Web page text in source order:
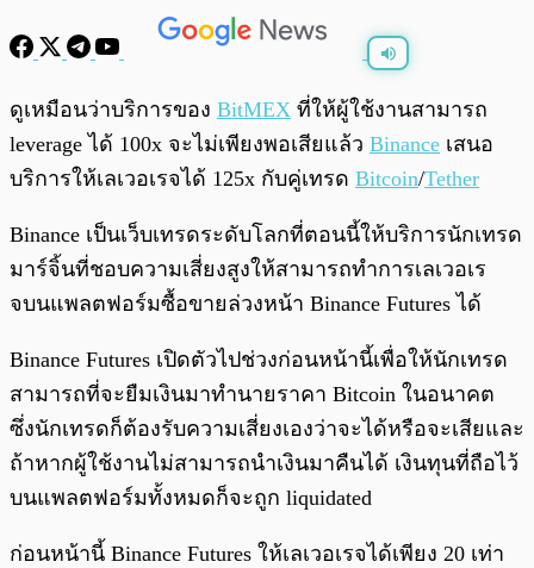
พร้อมเล่น
ดูเหมือนว่าบริการของ BitMEX ที่ให้ผู้ใช้งานสามารถ
leverage ได้ 100x จะไม่เพียงพอเสียแล้ว Binance เสนอ
บริการให้เลเวอเรจได้ 125x กับคู่เทรด Bitcoin/Tether
Binance เป็นเว็บเทรดระดับโลกที่ตอนนี้ให้บริการนักเทรด
มาร์จิ้นที่ชอบความเสี่ยงสูงให้สามารถทำการเลเวอเร
จบนแพลตฟอร์มซื้อขายล่วงหน้า Binance Futures ได้
Binance Futures เปิดตัวไปช่วงก่อนหน้านี้เพื่อให้นักเทรด
สามารถที่จะยืมเงินมาทำนายราคา Bitcoin ในอนาคต
ซึ่งนักเทรดก็ต้องรับความเสี่ยงเองว่าจะได้หรือจะเสียและ
ถ้าหากผู้ใช้งานไม่สามารถนำเงินมาคืนได้ เงินทุนที่ถือไว้
บนแพลตฟอร์มทั้งหมดก็จะถูก liquidated
ก่อนหน้านี้ Binance Futures ให้เลเวอเรจได้เพียง 20 เท่า